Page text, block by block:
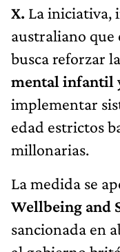
X. La iniciativa,
australiano que
busca reforzar
mental infantil
implementar
edad estrictos
millonarias.
La medida se
Wellbeing and
sancionada en